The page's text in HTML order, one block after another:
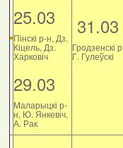
25.03
Пінскі р-н, Дз.
Кіцель, Дз.
Харковіч
29.03
Маларыцкі р-
н, Ю. Янкевіч,
А. Рак
31.03
Гродзенскі
Г. Гулеўскі